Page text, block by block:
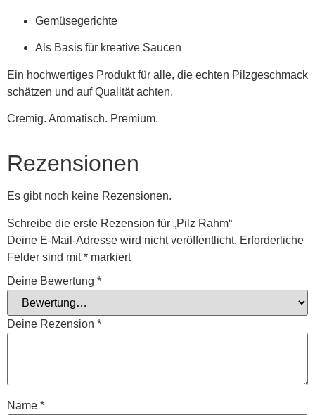
Gemüsegerichte
Als Basis für kreative Saucen
Ein hochwertiges Produkt für alle, die echten Pilzgeschmack
schätzen und auf Qualität achten.
Cremig. Aromatisch. Premium.
Rezensionen
Es gibt noch keine Rezensionen.
Schreibe die erste Rezension für „Pilz Rahm“
Deine E-Mail-Adresse wird nicht veröffentlicht. Erforderliche
Felder sind mit* markiert
Deine Bewertung *
Deine Rezension *
Name *